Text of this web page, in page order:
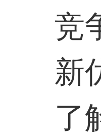
竞
新
了